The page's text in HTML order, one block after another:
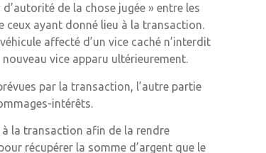
de la chose jugée » entre les
ceux ayant donné lieu à la transaction.
affecté d’un vice caché n’interdit
vice apparu ultérieurement.
par la transaction, l’autre partie
intérêts.
la transaction afin de la rendre
récupérer la somme d’argent que le